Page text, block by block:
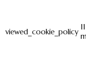
viewed_cookie_policy
11